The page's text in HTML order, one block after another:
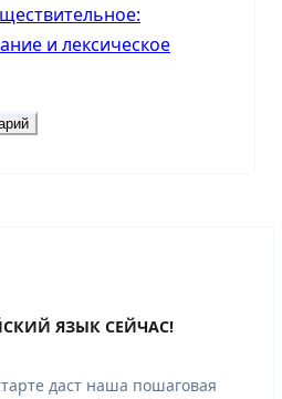
и лексическое
ЯЗЫК СЕЙЧАС!
даст наша пошаговая